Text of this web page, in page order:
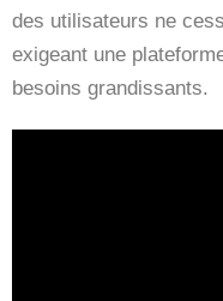
des utilisateurs ne
exigeant une
besoins grandissants.